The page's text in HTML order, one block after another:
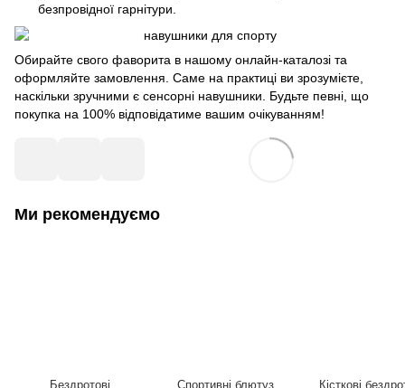
безпровідної гарнітури.
Обирайте свого фаворита в нашому онлайн-каталозі та
оформляйте замовлення. Саме на практиці ви зрозумієте,
наскільки зручними є сенсорні навушники. Будьте певні, що
покупка на 100% відповідатиме вашим очікуванням!
Ми рекомендуємо
Бездротові
Спортивні блютуз
Кісткові